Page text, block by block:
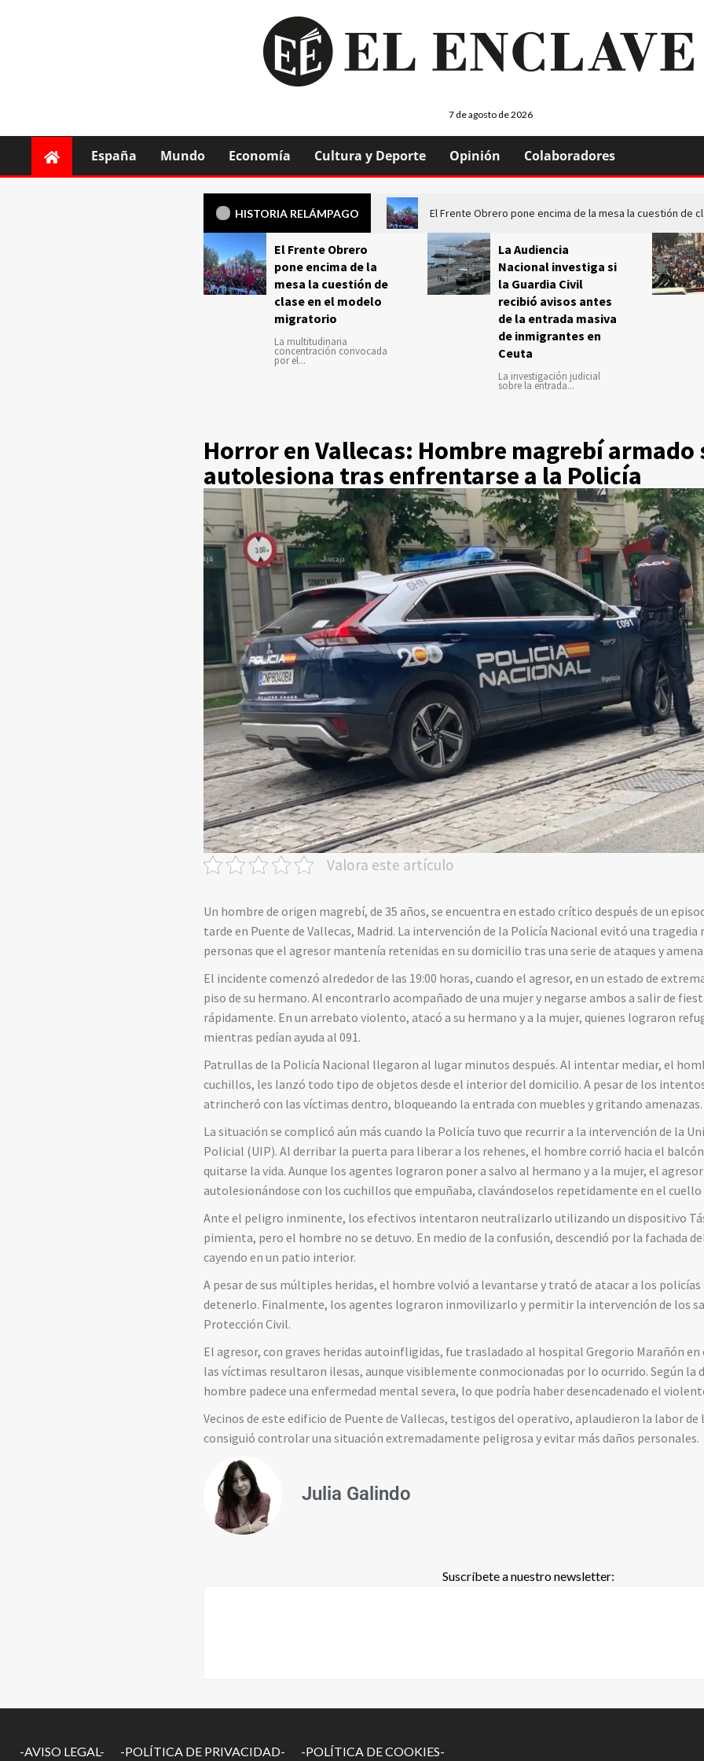
7 de agosto de 2026
España Mundo Economía Cultura y Deporte Opinión Colaboradores
HISTORIA RELÁMPAGO El Frente Obrero pone encima de la mesa la cuestión de
El Frente Obrero
pone encima de la
mesa la cuestión de
clase en el modelo
migratorio
La multitudinaria
concentración convocada
por el...
La Audiencia
Nacional investiga si
la Guardia Civil
recibió avisos antes
de la entrada masiva
de inmigrantes en
Ceuta
La investigación judicial
sobre la entrada...
Horror en Vallecas: Hombre magrebí armado
autolesiona tras enfrentarse a la Policía
Valora este artículo
Un hombre de origen magrebí, de 35 años, se encuentra en estado crítico después de un
tarde en Puente de Vallecas, Madrid. La intervención de la Policía Nacional evitó una tragedia
personas que el agresor mantenía retenidas en su domicilio tras una serie de ataques y
El incidente comenzó alrededor de las 19:00 horas, cuando el agresor, en un estado de
piso de su hermano. Al encontrarlo acompañado de una mujer y negarse ambos a salir de
rápidamente. En un arrebato violento, atacó a su hermano y a la mujer, quienes lograron
mientras pedían ayuda al 091.
Patrullas de la Policía Nacional llegaron al lugar minutos después. Al intentar mediar, el
cuchillos, les lanzó todo tipo de objetos desde el interior del domicilio. A pesar de los
atrincheró con las víctimas dentro, bloqueando la entrada con muebles y gritando amenazas.
La situación se complicó aún más cuando la Policía tuvo que recurrir a la intervención de la
Policial (UIP). Al derribar la puerta para liberar a los rehenes, el hombre corrió hacia el
quitarse la vida. Aunque los agentes lograron poner a salvo al hermano y a la mujer, el
autolesionándose con los cuchillos que empuñaba, clavándoselos repetidamente en el cuello
Ante el peligro inminente, los efectivos intentaron neutralizarlo utilizando un dispositivo
pimienta, pero el hombre no se detuvo. En medio de la confusión, descendió por la fachada
cayendo en un patio interior.
A pesar de sus múltiples heridas, el hombre volvió a levantarse y trató de atacar a los policías
detenerlo. Finalmente, los agentes lograron inmovilizarlo y permitir la intervención de los
Protección Civil.
El agresor, con graves heridas autoinfligidas, fue trasladado al hospital Gregorio Marañón
las víctimas resultaron ilesas, aunque visiblemente conmocionadas por lo ocurrido. Según la
hombre padece una enfermedad mental severa, lo que podría haber desencadenado el
Vecinos de este edificio de Puente de Vallecas, testigos del operativo, aplaudieron la labor de
consiguió controlar una situación extremadamente peligrosa y evitar más daños personales.
Julia Galindo
Suscríbete a nuestro newsletter:
-AVISO LEGAL- -POLÍTICA DE PRIVACIDAD- -POLÍTICA DE COOKIES-